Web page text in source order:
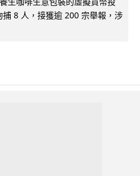
8 人，接獲逾 200 宗舉報，涉